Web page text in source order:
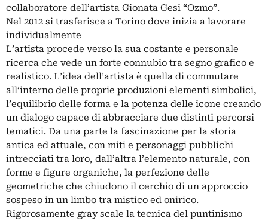
collaboratore dell’artista Gionata Gesi “Ozmo”.
Nel 2012 si trasferisce a Torino dove inizia a lavorare
individualmente
L’artista procede verso la sua costante e personale
ricerca che vede un forte connubio tra segno grafico e
realistico. L’idea dell’artista è quella di commutare
all’interno delle proprie produzioni elementi simbolici,
l’equilibrio delle forma e la potenza delle icone creando
un dialogo capace di abbracciare due distinti percorsi
tematici. Da una parte la fascinazione per la storia
antica ed attuale, con miti e personaggi pubblichi
intrecciati tra loro, dall’altra l’elemento naturale, con
forme e figure organiche, la perfezione delle
geometriche che chiudono il cerchio di un approccio
sospeso in un limbo tra mistico ed onirico.
Rigorosamente gray scale la tecnica del puntinismo